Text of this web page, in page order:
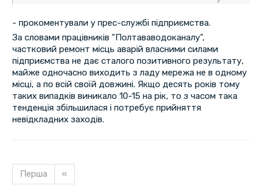
- прокоментували у прес-службі підприємства.
За словами працівників "Полтававодоканалу",
частковий ремонт місць аварій власними силами
підприємства не дає сталого позитивного результату,
майже одночасно виходить з ладу мережа не в одному
місці, а по всій своїй довжині. Якщо десять років тому
таких випадків виникало 10-15 на рік, то з часом така
тенденція збільшилася і потребує прийняття
невідкладних заходів.
Перша «